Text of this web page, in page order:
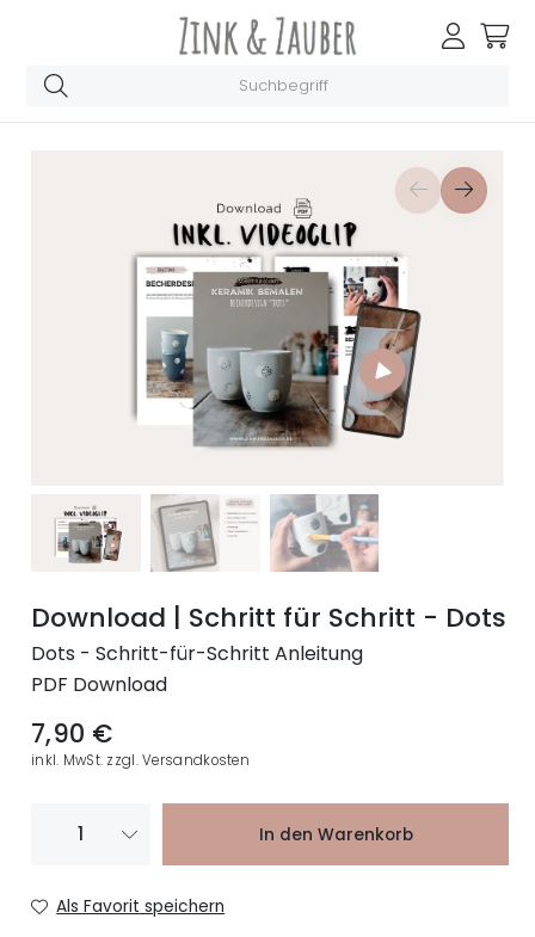
Download | Schritt für Schritt - Dots
Dots - Schritt-für-Schritt Anleitung
PDF Download
7,90 €
inkl. MwSt. zzgl. Versandkosten
In den Warenkorb
Als Favorit speichern